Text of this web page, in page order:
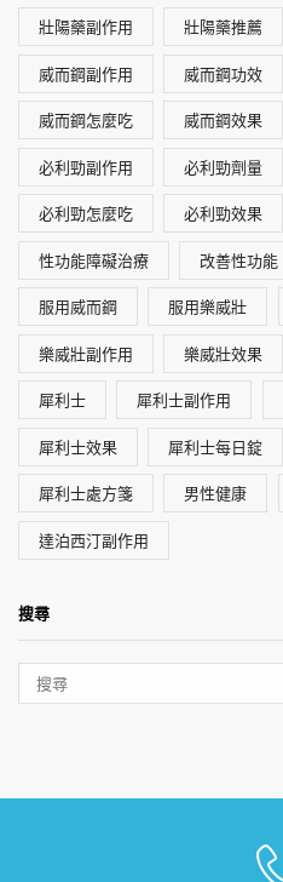
壯陽藥副作用 壯陽藥推薦
威而鋼副作用 威而鋼功效
威而鋼怎麼吃 威而鋼效果
必利勁副作用 必利勁劑量
必利勁怎麼吃 必利勁效果
性功能障礙治療 改善性功能
服用威而鋼 服用樂威壯
樂威壯副作用 樂威壯效果
犀利士 犀利士副作用
犀利士效果 犀利士每日錠
犀利士處方箋 男性健康
達泊西汀副作用
搜尋